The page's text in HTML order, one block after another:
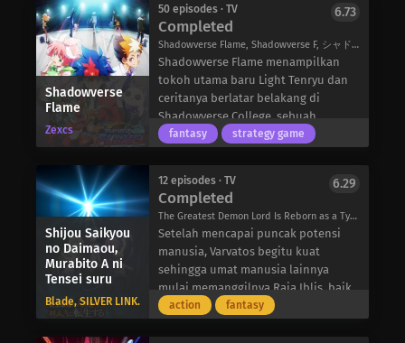
bersumpah untuk membuat dunia
mengenalnya dan segera mengambil
peran sebagai manajernya.
Tidak mengherankan, industri musik
tidak kenal ampun bagi mereka yang
melakukan kesalahan sekecil apa
pun. Namun, Kongming bertekad
untuk mencapai tujuannya-bahkan
kehidupan sebelumnya!
sinilah Chris mengajukan pertanyaan
kepada Yukimura dan Himuro: apa
yang akan mereka lakukan jika “kasih
sayang” mereka terbukti bukan
cinta?
Putus asa untuk menemukan alasan
ilmiah atas ketidaksesuaian
tersebut, Yukimura mempertaruhkan
bahwa “cinta” mereka adalah nyata.
membuang waktu untuk belajar
tentang bisnis ini dari rekan
kerjanya. Dengan banyaknya pilihan
perumahan yang tersedia untuk
memenuhi beragam keanehan dari
beragam pelanggannya, RPG Real
Estate berusaha keras untuk
memberikan kecocokan yang
mudah. Meskipun begitu, Kotone
dan rekan-rekannya bertekad untuk
menghadirkan senyuman di wajah
para pelanggan mereka-satu rumah
pada satu waktu!
berwujud seorang gadis kecil yang
dikabarkan menghantui gedung
tersebut mengambil keputusan
untuk menakut-nakuti Fushihara-san
keluar dari kantor untuk
menghilangkan stresnya. Namun,
kelucuan hantu yang luar biasa ini
justru melakukan hal yang
Fushihara-san untuk lebih giat
bekerja. Meskipun begitu, kehadiran
jiwa yang menggemaskan ini hanya
akan membawa lebih banyak hal
positif dan kebahagiaan dalam
hidup Fushihara-san karena
keduanya menghabiskan lebih
banyak waktu bersama.
Shadowverse
Flame
Zexcs
50 episodes · TV
Completed
Shadowverse Flame, Shadowverse F, シャドウバースF（フレイム）
6.73
Shadowverse Flame menampilkan
tokoh utama baru Light Tenryu dan
ceritanya berlatar belakang di
Shadowverse College, sebuah
fasilitas yang melatih para pemain
memutuskan untuk bergabung
dengan “Seventh Flame,” salah satu
dari tujuh klub Shadowverse. Namun,
Seventh Flame berada di ambang
penutupan karena kurangnya
anggota! Untuk menghindari
kehancuran klub, Light memutuskan
untuk mencari anggota baru. Namun,
fantasy strategy game
Shijou Saikyou
no Daimaou,
Murabito A ni
Tensei suru
Blade, SILVER LINK.
12 episodes · TV
Completed
The Greatest Demon Lord Is Reborn as a Typical Nobody, The Greatest Maou is Reborned to Get Friends, 史上最強の大魔王、村人Aに転生する
6.29
Setelah mencapai puncak potensi
manusia, Varvatos begitu kuat
sehingga umat manusia lainnya
mulai memanggilnya Raja Iblis, baik
karena takut maupun menghormati
action fantasy